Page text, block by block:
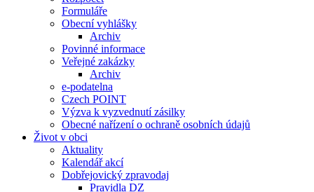
Formuláře
Obecní vyhlášky
Archiv
Povinné informace
Veřejné zakázky
Archiv
e-podatelna
Czech POINT
Výzva k vyzvednutí zásilky
Obecné nařízení o ochraně osobních údajů
Život v obci
Aktuality
Kalendář akcí
Dobřejovický zpravodaj
Pravidla DZ